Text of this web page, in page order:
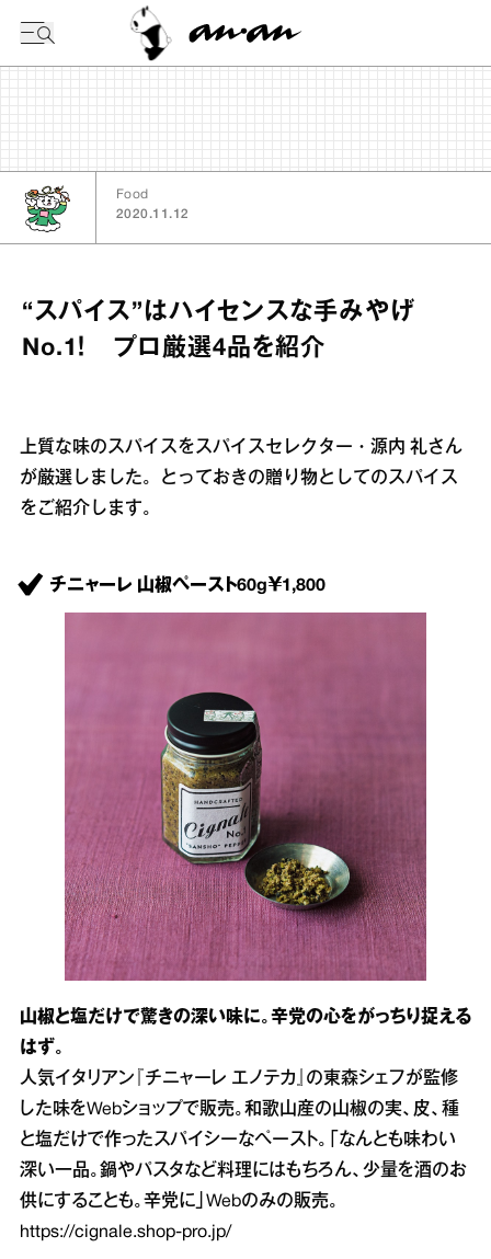
Food
2020.11.12
“スパイス”はハイセンスな手みやげ
No.1！ プロ厳選4品を紹介
上質な味のスパイスをスパイスセレクター・源内 礼さん
が厳選しました。とっておきの贈り物としてのスパイス
をご紹介します。
チニャーレ 山椒ペースト60g￥1,800
山椒と塩だけで驚きの深い味に。辛党の心をがっちり捉える
はず。
人気イタリアン『チニャーレ エノテカ』の東森シェフが監修
した味をWebショップで販売。和歌山産の山椒の実、皮、種
と塩だけで作ったスパイシーなペースト。「なんとも味わい
深い一品。鍋やパスタなど料理にはもちろん、少量を酒のお
供にすることも。辛党に」Webのみの販売。
https://cignale.shop-pro.jp/